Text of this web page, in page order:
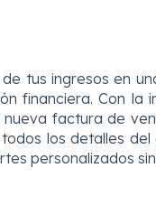
tus ingresos en
financiera. Con la
factura de
los detalles
personalizados